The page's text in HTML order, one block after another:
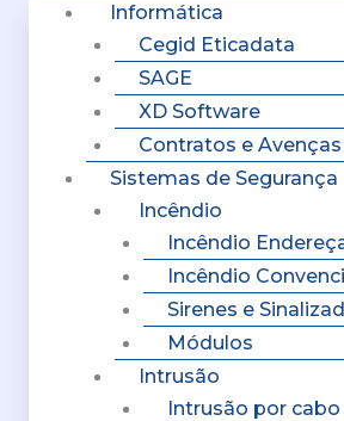
Informática
Cegid Eticadata
SAGE
XD Software
Contratos e Avenças
Sistemas de Segurança
Incêndio
Incêndio
Incêndio
Sirenes e
Módulos
Intrusão
Intrusão por cabo